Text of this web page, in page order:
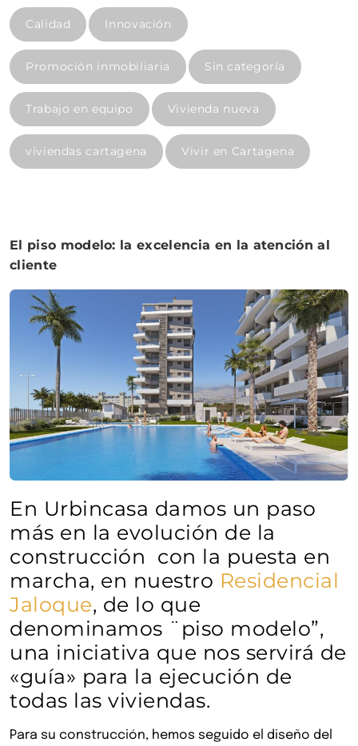
Calidad Innovación
Promoción inmobiliaria Sin categoría
Trabajo en equipo Vivienda nueva
viviendas cartagena Vivir en Cartagena
El piso modelo: la excelencia en la atención al
cliente
En Urbincasa damos un paso
más en la evolución de la
construcción con la puesta en
marcha, en nuestro Residencial
Jaloque, de lo que
denominamos ¨piso modelo”,
una iniciativa que nos servirá de
«guía» para la ejecución de
todas las viviendas.
Para su construcción, hemos seguido el diseño del